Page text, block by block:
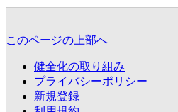
このページの上部へ
健全化の取り組み
プライバシーポリシー
新規登録